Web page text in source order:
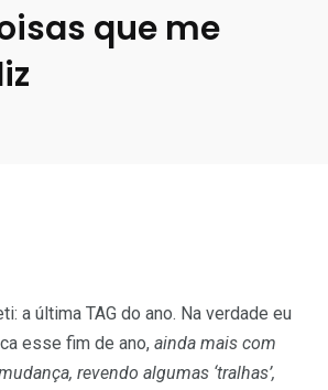
que me
a última TAG do ano. Na verdade eu
esse fim de ano, ainda mais com
revendo algumas ‘tralhas’,